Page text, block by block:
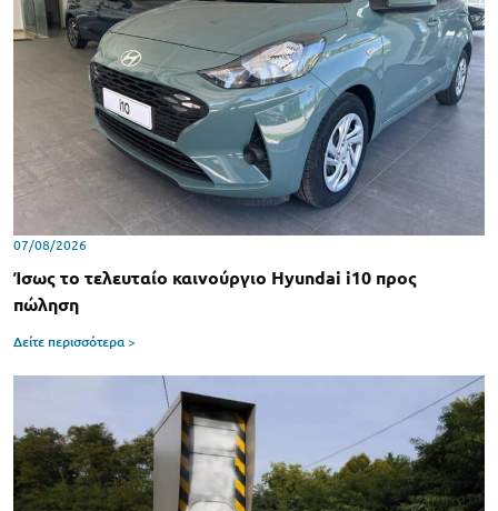
07/08/2026
Ίσως το τελευταίο καινούργιο Hyundai i10 προς
πώληση
Δείτε περισσότερα >